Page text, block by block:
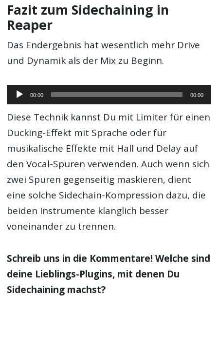
Fazit zum Sidechaining in
Reaper
Das Endergebnis hat wesentlich mehr Drive
und Dynamik als der Mix zu Beginn.
Audio-
Player
00:00 00:00
Diese Technik kannst Du mit Limiter für einen
Ducking-Effekt mit Sprache oder für
musikalische Effekte mit Hall und Delay auf
den Vocal-Spuren verwenden. Auch wenn sich
zwei Spuren gegenseitig maskieren, dient
eine solche Sidechain-Kompression dazu, die
beiden Instrumente klanglich besser
voneinander zu trennen.
Schreib uns in die Kommentare! Welche sind
deine Lieblings-Plugins, mit denen Du
Sidechaining machst?